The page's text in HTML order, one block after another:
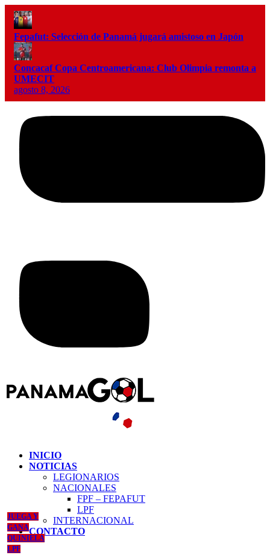
Fepafut: Selección de Panamá jugará amistoso en Japón
Concacaf Copa Centroamericana: Club Olimpia remonta a
UMECIT
agosto 8, 2026
INICIO
NOTICIAS
LEGIONARIOS
NACIONALES
FPF – FEPAFUT
LPF
INTERNACIONAL
CONTACTO
JUEGA Y
GANA
QUINIELA
LPF